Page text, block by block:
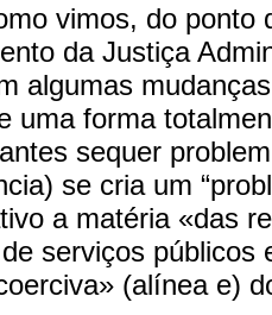
vimos, do ponto
da Justiça
algumas
uma forma
sequer
se cria um
a matéria «das
serviços públicos
(alínea e)